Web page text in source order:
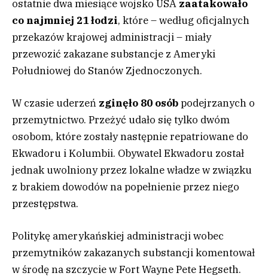
ostatnie dwa miesiące wojsko USA zaatakowało
co najmniej 21 łodzi, które – według oficjalnych
przekazów krajowej administracji – miały
przewozić zakazane substancje z Ameryki
Południowej do Stanów Zjednoczonych.
W czasie uderzeń zginęło 80 osóbpodejrzanych o
przemytnictwo. Przeżyć udało się tylko dwóm
osobom, które zostały następnie repatriowane do
Ekwadoru i Kolumbii. Obywatel Ekwadoru został
jednak uwolniony przez lokalne władze w związku
z brakiem dowodów na popełnienie przez niego
przestępstwa.
Politykę amerykańskiej administracji wobec
przemytników zakazanych substancji komentował
w środę na szczycie w Fort Wayne Pete Hegseth.